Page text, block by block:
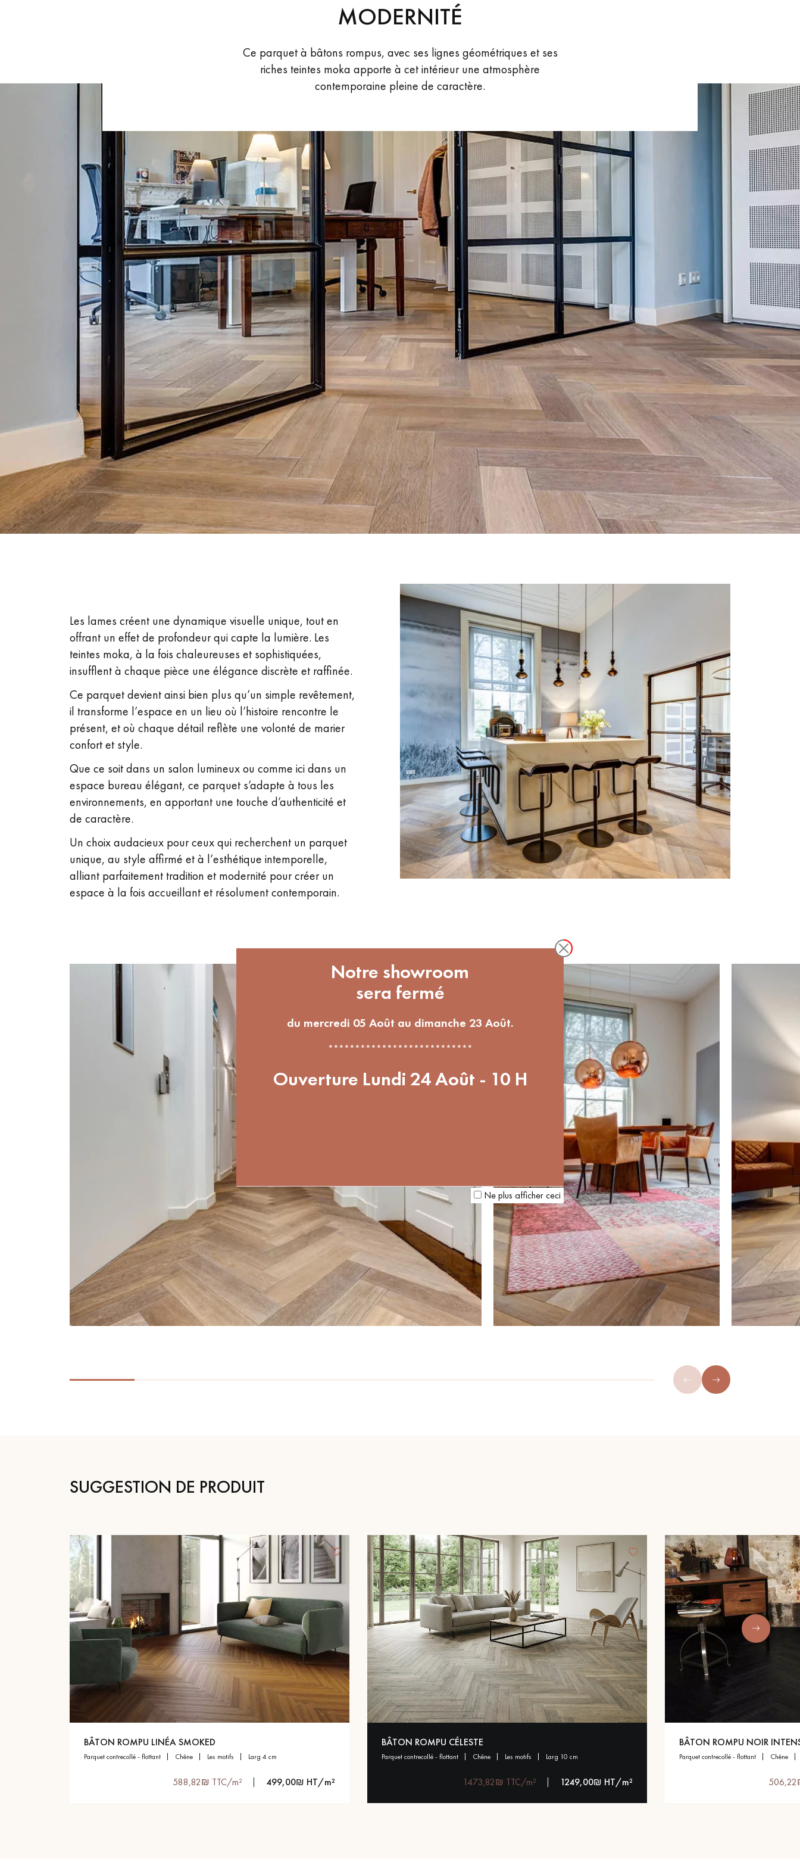
Nos conseillers sont disponibles au
VOUS AVEZ UN PROJET ?
Nos experts sont à votre disposition pour vous guider pas à pas dans le choix et la pose de votre parquet.
Un expert Décoplus Parquets vous
appelle
Demandez un rendez-vous
personnalisé
Obtenez un devis gratuit !
MODERNITÉ
Ce parquet à bâtons rompus, avec ses lignes géométriques et ses
riches teintes moka apporte à cet intérieur une atmosphère
contemporaine pleine de caractère.
Les lames créent une dynamique visuelle unique, tout en
offrant un effet de profondeur qui capte la lumière. Les
teintes moka, à la fois chaleureuses et sophistiquées,
insufflent à chaque pièce une élégance discrète et raffinée.
Ce parquet devient ainsi bien plus qu’un simple revêtement,
il transforme l’espace en un lieu où l’histoire rencontre le
présent, et où chaque détail reflète une volonté de marier
confort et style.
Que ce soit dans un salon lumineux ou comme ici dans un
espace bureau élégant, ce parquet s’adapte à tous les
environnements, en apportant une touche d’authenticité et
de caractère.
Un choix audacieux pour ceux qui recherchent un parquet
unique, au style affirmé et à l’esthétique intemporelle,
alliant parfaitement tradition et modernité pour créer un
espace à la fois accueillant et résolument contemporain.
SUGGESTION DE PRODUIT
BÂTON ROMPU LINÉA SMOKED
parquet contrecollé - flottant chêne les motifs larg 4 cm
588,82₪ TTC/m² 499,00₪ HT/m²
BÂTON ROMPU CÉLESTE
parquet contrecollé - flottant chêne les motifs larg 10 cm
1473,82₪ TTC/m² 1249,00₪ HT/m²
BÂTON ROMPU NOIR
parquet contrecollé - flottant chêne
Notre showroom
sera fermé
du mercredi 05 Août au dimanche 23 Août.
***************************
Ouverture Lundi 24 Août - 10 H
Ne plus afficher ceci